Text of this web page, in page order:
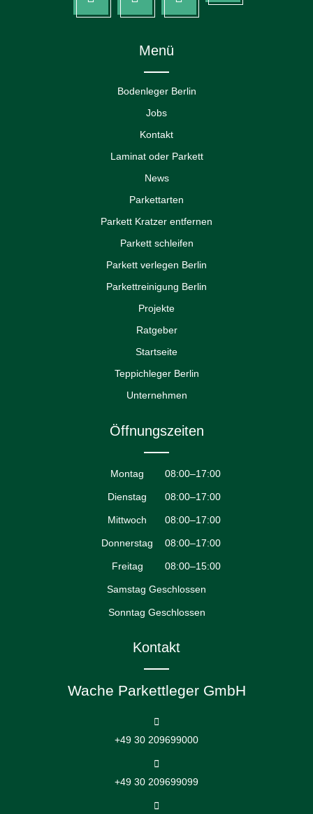
Menü
Bodenleger Berlin
Jobs
Kontakt
Laminat oder Parkett
News
Parkettarten
Parkett Kratzer entfernen
Parkett schleifen
Parkett verlegen Berlin
Parkettreinigung Berlin
Projekte
Ratgeber
Startseite
Teppichleger Berlin
Unternehmen
Öffnungszeiten
Montag 08:00–17:00
Dienstag 08:00–17:00
Mittwoch 08:00–17:00
Donnerstag 08:00–17:00
Freitag 08:00–15:00
Samstag Geschlossen
Sonntag Geschlossen
Kontakt
Wache Parkettleger GmbH
+49 30 209699000
+49 30 209699099